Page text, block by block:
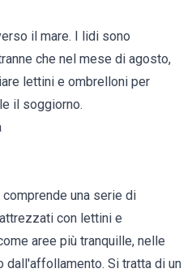
il mare. I lidi sono
che nel mese di agosto,
lettini e ombrelloni per
il soggiorno.
una serie di
con lettini e
aree più tranquille, nelle
dall'affollamento. Si tratta di un